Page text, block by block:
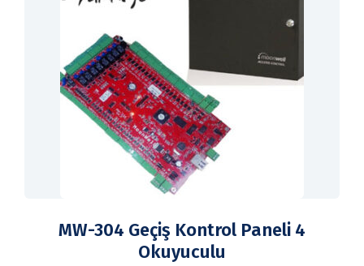
MW-304 Geçiş Kontrol Paneli 4
Okuyuculu